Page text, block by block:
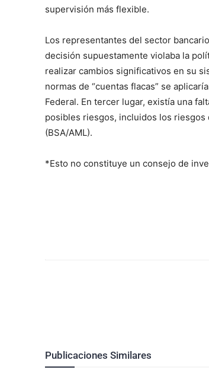
supervisión más flexible.
Los representantes del sector
decisión supuestamente violaba la
realizar cambios significativos en su
normas de “cuentas flacas” se
Federal. En tercer lugar, existía una
posibles riesgos, incluidos los
(BSA/AML).
*Esto no constituye un consejo de
Publicaciones Similares